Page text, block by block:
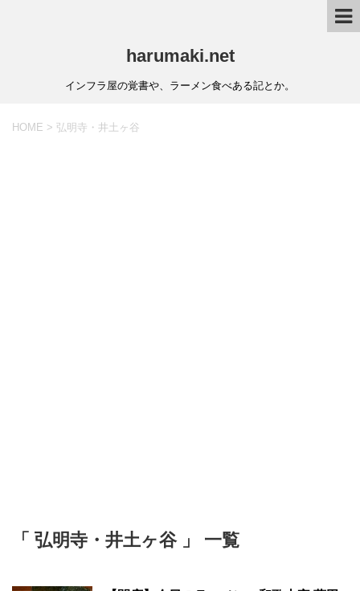
harumaki.net
インフラ屋の覚書や、ラーメン食べある記とか。
HOME > 弘明寺・井土ヶ谷
「 弘明寺・井土ヶ谷 」 一覧